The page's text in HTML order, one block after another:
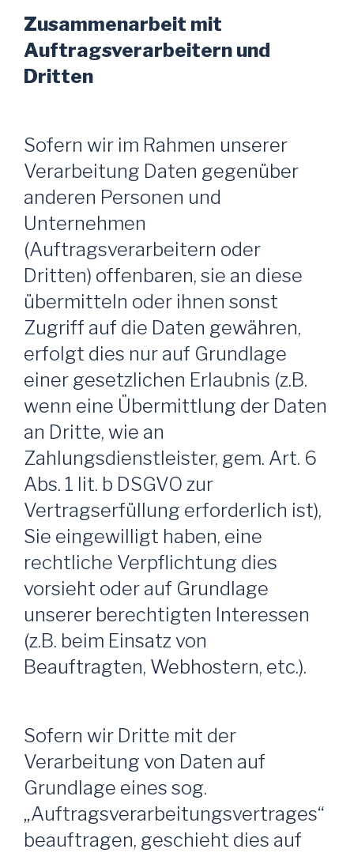
Zusammenarbeit mit
Auftragsverarbeitern und
Dritten
Sofern wir im Rahmen unserer
Verarbeitung Daten gegenüber
anderen Personen und
Unternehmen
(Auftragsverarbeitern oder
Dritten) offenbaren, sie an diese
übermitteln oder ihnen sonst
Zugriff auf die Daten gewähren,
erfolgt dies nur auf Grundlage
einer gesetzlichen Erlaubnis (z.B.
wenn eine Übermittlung der Daten
an Dritte, wie an
Zahlungsdienstleister, gem. Art. 6
Abs. 1 lit. b DSGVO zur
Vertragserfüllung erforderlich ist),
Sie eingewilligt haben, eine
rechtliche Verpflichtung dies
vorsieht oder auf Grundlage
unserer berechtigten Interessen
(z.B. beim Einsatz von
Beauftragten, Webhostern, etc.).
Sofern wir Dritte mit der
Verarbeitung von Daten auf
Grundlage eines sog.
„Auftragsverarbeitungsvertrages“
beauftragen, geschieht dies auf